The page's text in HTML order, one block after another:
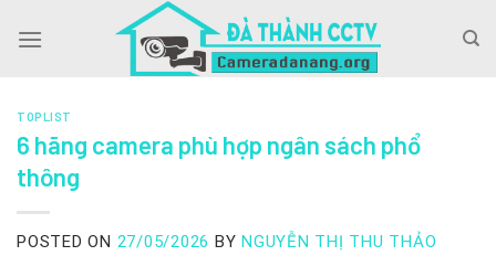
TOPLIST
6 hãng camera phù hợp ngân sách phổ
thông
POSTED ON 27/05/2026 BY NGUYỄN THỊ THU THẢO